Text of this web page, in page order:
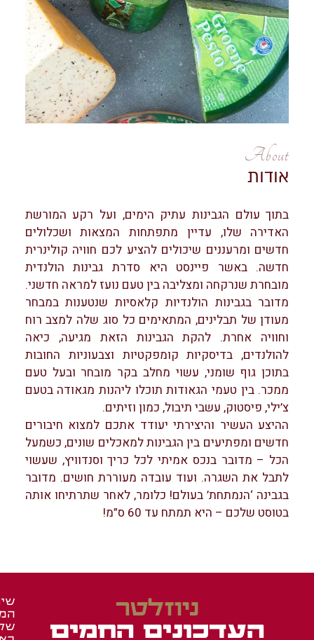
About
אודות
בתוך עולם הגבינות עתיק הימים, ועל רקע המורשת
האדירה שלו, עדיין מתפתחות המצאות ושכלולים
חדשים ומרעננים שיכולים להציע לכם חוויה קולינרית
חדשה. באשר פיינסט היא סדרת גבינות הולנדית
מובחרת שנרקחה ומצליבה בין טעם נועז למראה חדשני.
מדובר בגבינות הולנדיות קלאסיות שנטענות במבחר
מעודן של תבלינים, המתאימים כל סוג שלה למצב רוח
וחוויה אחרת. להקת הגבינות הזאת מגיעה, כיאה
להולנדים, בדיסקיות קומפקטיות וצבעוניות החובות
בתוכן גוף שומני, עשוי מחלב בקר מובחר ובעל טעם
ממכר. בין טעמי הגאודות תוכלו ליהנות מגאודה בטעם
צ’ילי, פיסטוק, עשבי תיבול, כמון וזיתים.
ההיצע העשיר והיצירתי יעודד אתכם למצוא חיבורים
חדשים ומפתיעים בין הגבינות למאכלים שונים, כשמעל
הכל – מדובר בנכס אמיתי לכל כריך וסנדוויץ, שעשוי
לתבל את השגרה. ועוד עובדה מעוררת חושים. מדובר
בגבינה ‘הנמתחת’ בעולם! כלומר, לאחר שתרתיחו אותה
בטוסט שלכם – היא תמתח עד 60 ס”מ!
ניוזלטר
העדכונים החמים